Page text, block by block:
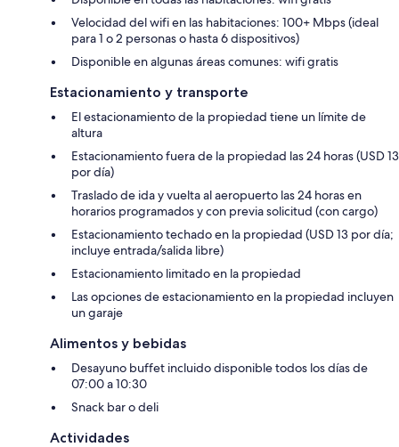
Velocidad del wifi en las habitaciones: 100+ Mbps (ideal
para 1 o 2 personas o hasta 6 dispositivos)
Disponible en algunas áreas comunes: wifi gratis
Estacionamiento y transporte
El estacionamiento de la propiedad tiene un límite de
altura
Estacionamiento fuera de la propiedad las 24 horas (USD 13
por día)
Traslado de ida y vuelta al aeropuerto las 24 horas en
horarios programados y con previa solicitud (con cargo)
Estacionamiento techado en la propiedad (USD 13 por día;
incluye entrada/salida libre)
Estacionamiento limitado en la propiedad
Las opciones de estacionamiento en la propiedad incluyen
un garaje
Alimentos y bebidas
Desayuno buffet incluido disponible todos los días de
07:00 a 10:30
Snack bar o deli
Actividades